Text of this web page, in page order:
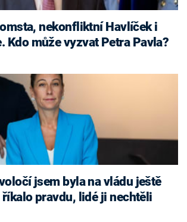
Kdo může vyzvat Petra Pavla?
jsem byla na vládu ještě
říkalo pravdu, lidé ji nechtěli